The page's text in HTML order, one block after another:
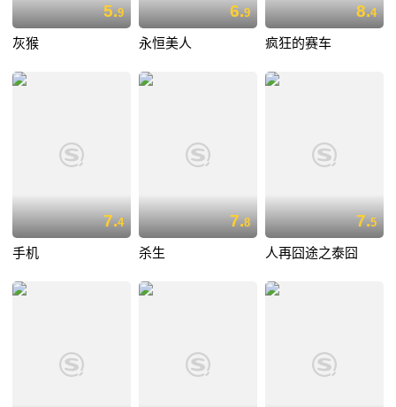
5.9
灰猴
6.9
永恒美人
8.4
疯狂的赛车
7.4
手机
7.8
杀生
7.5
人再囧途之泰囧